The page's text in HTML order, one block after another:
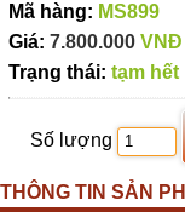
Mã hàng: MS899
Giá: 7.800.000 VNĐ
Trạng thái: tạm hết
Số lượng
THÔNG TIN SẢN